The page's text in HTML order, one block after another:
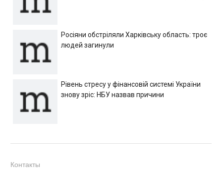
Росіяни обстріляли Харківську область: троє
людей загинули
Рівень стресу у фінансовій системі України
знову зріс: НБУ назвав причини
Контакты